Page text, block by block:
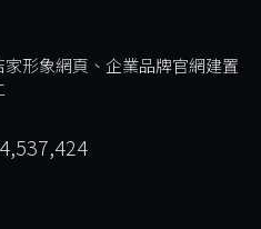
形象網頁、企業品牌官網建置